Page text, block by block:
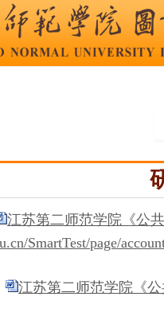
江苏第二师范学院《公
SmartTest/page/
江苏第二师范学院《